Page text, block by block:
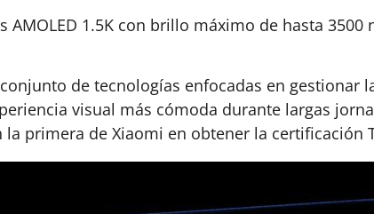
1.5K con brillo máximo de hasta
de tecnologías enfocadas en gestionar
visual más cómoda durante largas
primera de Xiaomi en obtener la certificación